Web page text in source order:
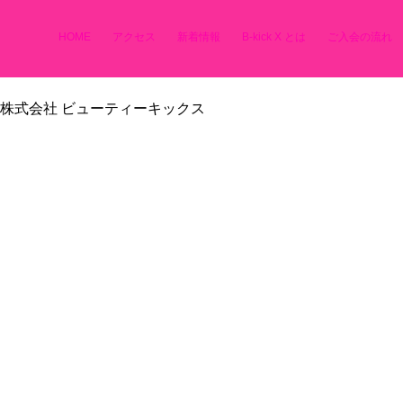
HOME アクセス 新着情報 B-kick X とは ご入会の流れ
株式会社 ビューティーキックス